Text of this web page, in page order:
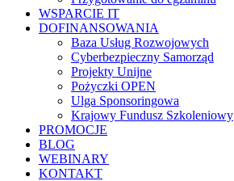
WSPARCIE IT
DOFINANSOWANIA
Baza Usług Rozwojowych
Cyberbezpieczny Samorząd
Projekty Unijne
Pożyczki OPEN
Ulga Sponsoringowa
Krajowy Fundusz Szkoleniowy
PROMOCJE
BLOG
WEBINARY
KONTAKT